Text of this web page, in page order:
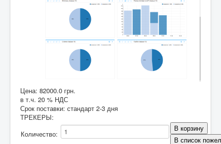
Цена: 82000.0 грн.
в т.ч. 20 % НДС
Срок поставки: стандарт 2-3 дня
ТРЕКЕРЫ:
Количество: